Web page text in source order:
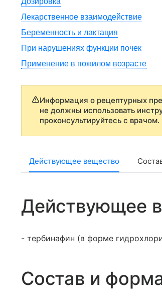
Лекарственное взаимодействие
Беременность и лактация
При нарушениях функции почек
Применение в пожилом возрасте
Информация о рецептурных
не должны использовать
проконсультируйтесь с врачом.
Действующее вещество
Действующее
- тербинафин (в форме
Состав и